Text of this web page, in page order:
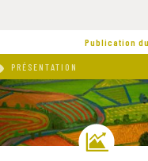
Publication
PRÉSENTATION